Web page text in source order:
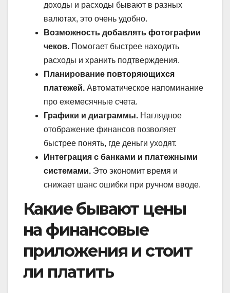
доходы и расходы бывают в разных
валютах, это очень удобно.
Возможность добавлять фотографии
чеков. Помогает быстрее находить
расходы и хранить подтверждения.
Планирование повторяющихся
платежей. Автоматическое напоминание
про ежемесячные счета.
Графики и диаграммы. Наглядное
отображение финансов позволяет
быстрее понять, где деньги уходят.
Интеграция с банками и платежными
системами. Это экономит время и
снижает шанс ошибки при ручном вводе.
Какие бывают цены
на финансовые
приложения и стоит
ли платить